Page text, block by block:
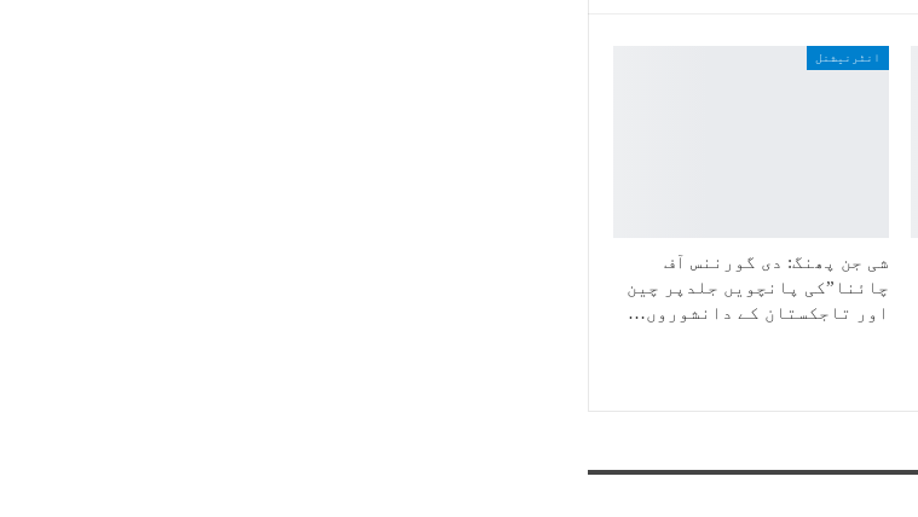
انٹرنیشنل
شی جن پھنگ: دی گورننس آف
چائنا”کی پانچویں جلدپر چین
اور تاجکستان کے دانشوروں…